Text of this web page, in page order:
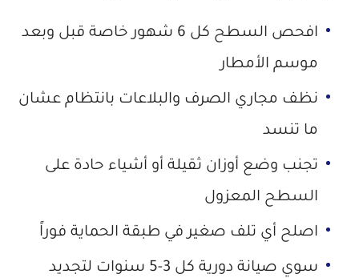
افحص السطح كل 6 شهور خاصة قبل وبعد
موسم الأمطار
نظف مجاري الصرف والبلاعات بانتظام عشان
ما تنسد
تجنب وضع أوزان ثقيلة أو أشياء حادة على
السطح المعزول
اصلح أي تلف صغير في طبقة الحماية فوراً
سوي صيانة دورية كل 3-5 سنوات لتجديد